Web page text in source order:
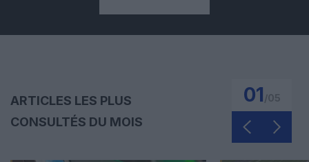
ARTICLES LES PLUS
CONSULTÉS DU MOIS
01